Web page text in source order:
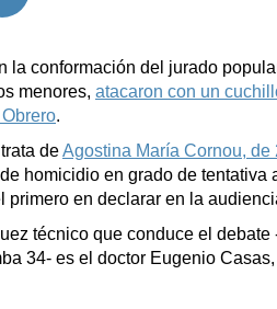
la conformación del jurado
menores, atacaron con un
.
deAgostina María Cornou, de
homicidio en grado de tentativa
primero en declarar en la
técnico que conduce el
34- es el doctor Eugenio